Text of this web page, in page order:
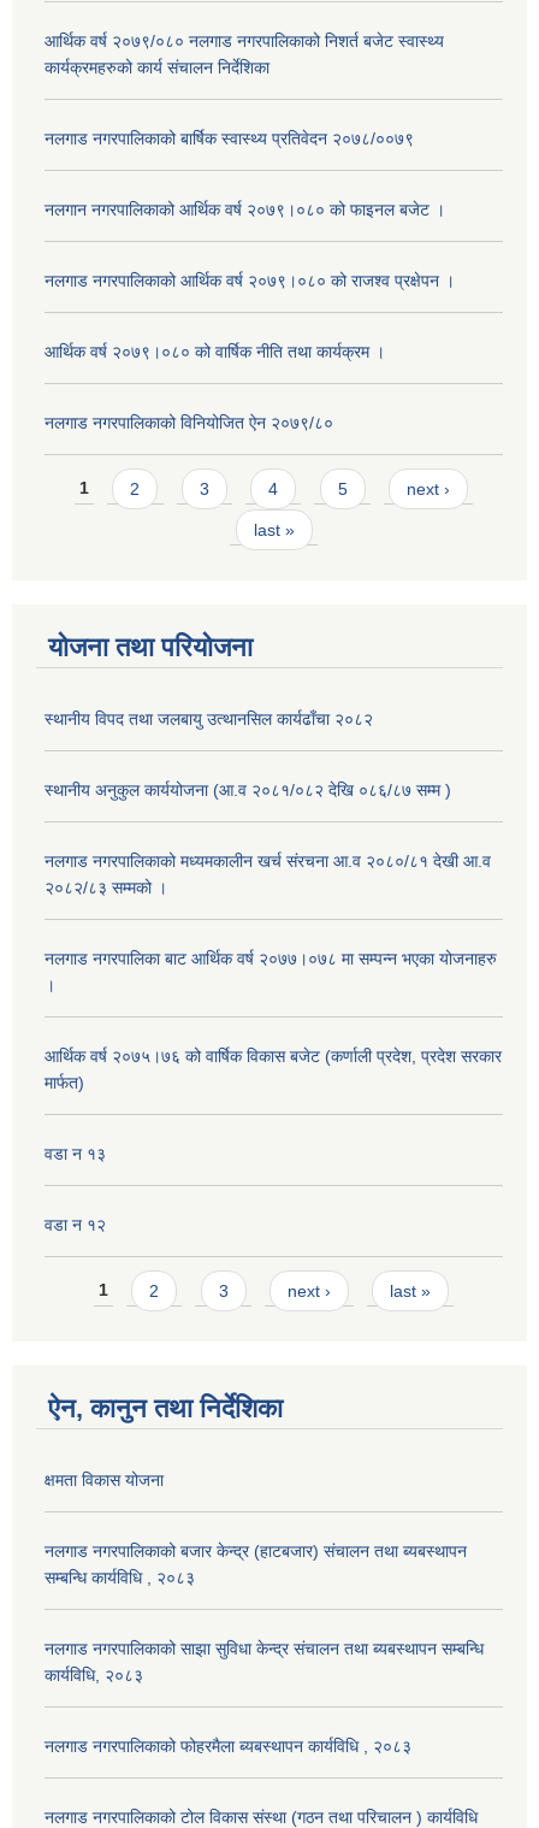
आर्थिक वर्ष २०७९/०८० नलगाड नगरपालिकाको निशर्त बजेट स्वास्थ्य
कार्यक्रमहरुको कार्य संचालन निर्देशिका
नलगाड नगरपालिकाको बार्षिक स्वास्थ्य प्रतिवेदन २०७८/००७९
नलगान नगरपालिकाको आर्थिक वर्ष २०७९।०८० को फाइनल बजेट ।
नलगाड नगरपालिकाको आर्थिक वर्ष २०७९।०८० को राजश्व प्रक्षेपन ।
आर्थिक वर्ष २०७९।०८० को वार्षिक नीति तथा कार्यक्रम ।
नलगाड नगरपालिकाको विनियोजित ऐन २०७९/८०
Pages
1 2 3 4 5 next ›
last »
योजना तथा परियोजना
स्थानीय विपद तथा जलबायु उत्थानसिल कार्यढाँचा २०८२
स्थानीय अनुकुल कार्ययोजना (आ.व २०८१/०८२ देखि ०८६/८७ सम्म )
नलगाड नगरपालिकाको मध्यमकालीन खर्च संरचना आ.व २०८०/८१ देखी आ.व
२०८२/८३ सम्मको ।
नलगाड नगरपालिका बाट आर्थिक वर्ष २०७७।०७८ मा सम्पन्न भएका योजनाहरु
।
आर्थिक वर्ष २०७५।७६ को वार्षिक विकास बजेट (कर्णाली प्रदेश, प्रदेश सरकार
मार्फत)
वडा न १३
वडा न १२
Pages
1 2 3 next › last »
ऐन, कानुन तथा निर्देशिका
क्षमता विकास योजना
नलगाड नगरपालिकाको बजार केन्द्र (हाटबजार) संचालन तथा ब्यबस्थापन
सम्बन्धि कार्यविधि , २०८३
नलगाड नगरपालिकाको साझा सुविधा केन्द्र संचालन तथा ब्यबस्थापन सम्बन्धि
कार्यविधि, २०८३
नलगाड नगरपालिकाको फोहरमैला ब्यबस्थापन कार्यविधि , २०८३
नलगाड नगरपालिकाको टोल विकास संस्था (गठन तथा परिचालन ) कार्यविधि